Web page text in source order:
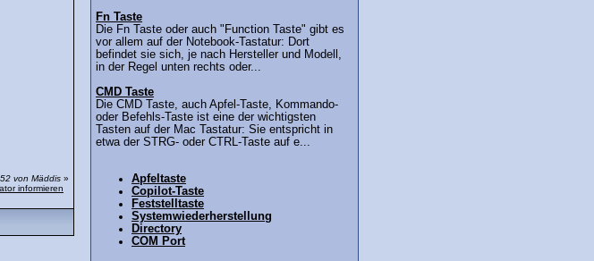
von Mäddis »
informieren
Fn Taste
Die Fn Taste oder auch "Function Taste" gibt es
vor allem auf der Notebook-Tastatur: Dort
befindet sie sich, je nach Hersteller und Modell,
in der Regel unten rechts oder...
CMD Taste
Die CMD Taste, auch Apfel-Taste, Kommando-
oder Befehls-Taste ist eine der wichtigsten
Tasten auf der Mac Tastatur: Sie entspricht in
etwa der STRG- oder CTRL-Taste auf e...
Apfeltaste
Copilot-Taste
Feststelltaste
Systemwiederherstellung
Directory
COM Port